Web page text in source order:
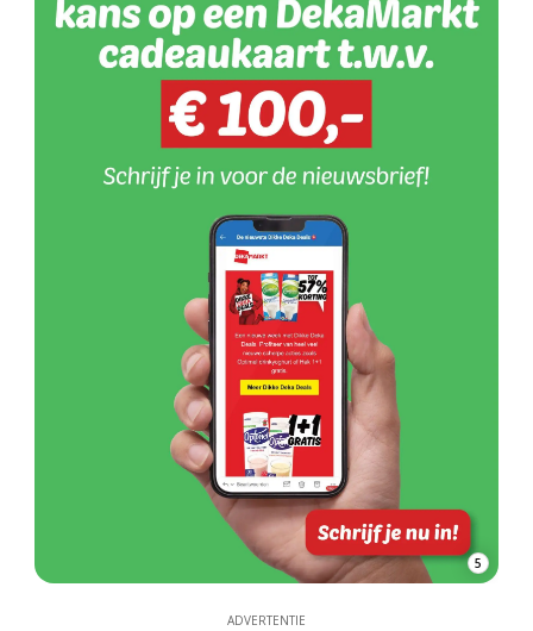
5
ADVERTENTIE